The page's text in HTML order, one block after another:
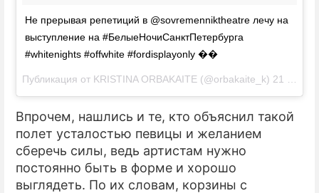
Не прерывая репетиций в @sovremenniktheatre лечу на
выступление на #БелыеНочиСанктПетербурга
#whitenights #offwhite #fordisplayonly ��
Публикация от KRISTINA ORBAKAITE (@orbakaite_k) 21 Июл 2018 в 5:02 PDT
Впрочем, нашлись и те, кто объяснил такой
полет усталостью певицы и желанием
сберечь силы, ведь артистам нужно
постоянно быть в форме и хорошо
выглядеть. По их словам, корзины с